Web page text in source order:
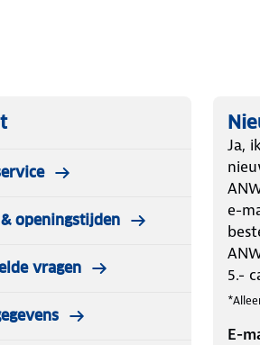
eerste kunt pakken wanneer je ze
om met je knieën op te zitten,
9mm - 205/40R18
openingstijden
vragen
Ja,
e-
5.-
E-